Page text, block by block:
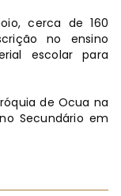
cerca de 160
no ensino
escolar para
de Ocua na
Secundário em